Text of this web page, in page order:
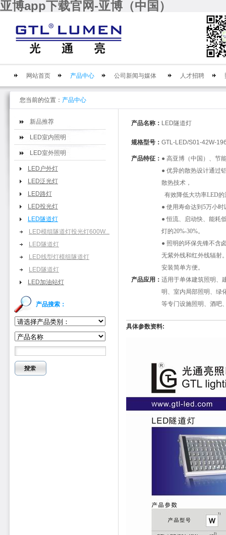
亚博app下载官网-亚博（中国）
网站首页 产品中心 公司新闻与媒体 人才招聘
您当前的位置： 产品中心
新品推荐
LED室内照明
LED室外照明
LED户外灯
LED泛光灯
LED路灯
LED投光灯
LED隧道灯
LED模组隧道灯投光灯600W...
LED隧道灯
LED线型灯模组隧道灯
LED隧道灯
LED加油站灯
产品搜索：
产品名称： LED隧道灯
规格型号： GTL-LED/S01-42W-
产品特征： ● 高亚博（中国）、节
● 优异的散热设计通过
散热技术，
有效降低大功率LED的
● 使用寿命达到5万小时
● 恒流、启动快、能耗
灯的20%-30%。
● 照明的环保先锋不含
无紫外线和红外线辐射
安装简单方便。
产品应用： 适用于单体建筑照明、
明、室内局部照明、绿
等专门设施照明、酒吧
具体参数资料: